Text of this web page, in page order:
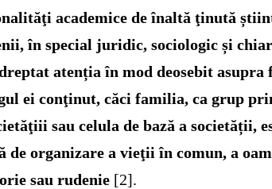
academice de înaltă ţinută
în special juridic, sociologic și
atenția în mod deosebit
ei conţinut, căci familia, ca grup
sau celula de bază a societății,
de organizare a vieţii în comun, a
sau rudenie [2].